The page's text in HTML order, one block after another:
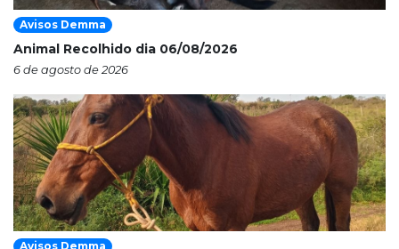
Avisos Demma
Animal Recolhido dia 06/08/2026
6 de agosto de 2026
Avisos Demma